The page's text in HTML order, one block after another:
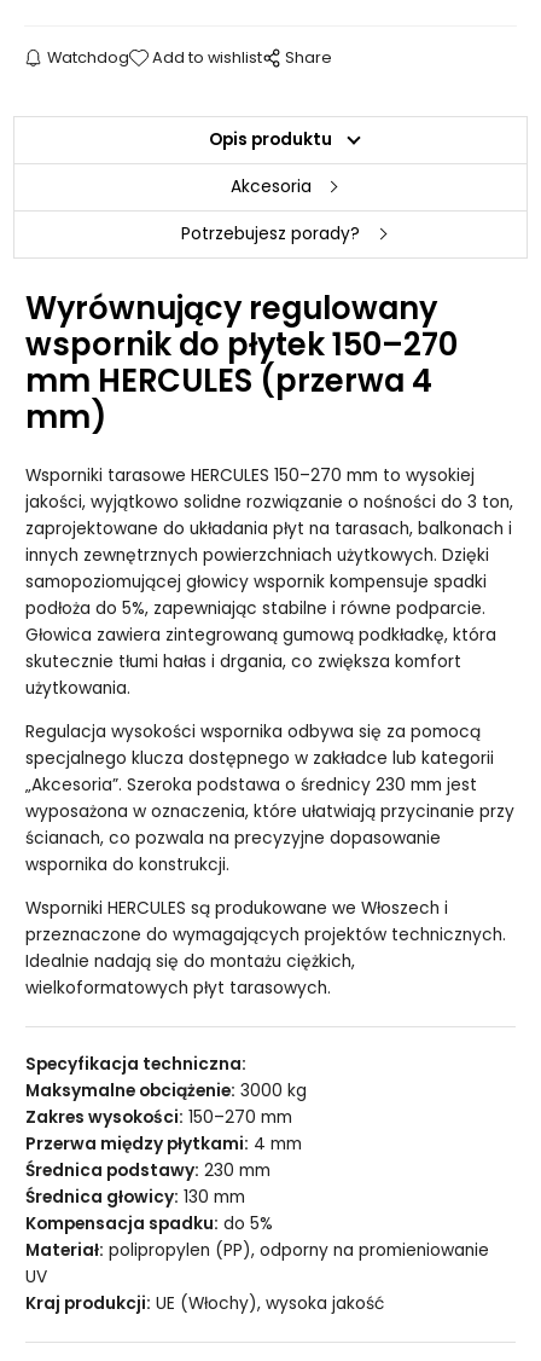
Watchdog Add to wishlist Share
Opis produktu
Akcesoria
Potrzebujesz porady?
Wyrównujący regulowany
wspornik do płytek 150–270
mm HERCULES (przerwa 4
mm)
Wsporniki tarasowe HERCULES 150–270 mm to wysokiej
jakości, wyjątkowo solidne rozwiązanie o nośności do 3 ton,
zaprojektowane do układania płyt na tarasach, balkonach i
innych zewnętrznych powierzchniach użytkowych. Dzięki
samopoziomującej głowicy wspornik kompensuje spadki
podłoża do 5%, zapewniając stabilne i równe podparcie.
Głowica zawiera zintegrowaną gumową podkładkę, która
skutecznie tłumi hałas i drgania, co zwiększa komfort
użytkowania.
Regulacja wysokości wspornika odbywa się za pomocą
specjalnego klucza dostępnego w zakładce lub kategorii
„Akcesoria”. Szeroka podstawa o średnicy 230 mm jest
wyposażona w oznaczenia, które ułatwiają przycinanie przy
ścianach, co pozwala na precyzyjne dopasowanie
wspornika do konstrukcji.
Wsporniki HERCULES są produkowane we Włoszech i
przeznaczone do wymagających projektów technicznych.
Idealnie nadają się do montażu ciężkich,
wielkoformatowych płyt tarasowych.
Specyfikacja techniczna:
Maksymalne obciążenie: 3000 kg
Zakres wysokości: 150–270 mm
Przerwa między płytkami: 4 mm
Średnica podstawy: 230 mm
Średnica głowicy: 130 mm
Kompensacja spadku: do 5%
Materiał: polipropylen (PP), odporny na promieniowanie
UV
Kraj produkcji: UE (Włochy), wysoka jakość